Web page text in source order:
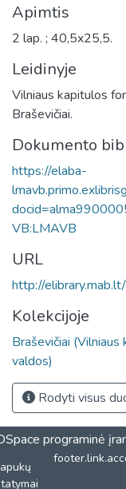
Apimtis
2 lap. ; 40,5x25,5.
Leidinyje
Vilniaus kapitulos
Braševičiai.
Dokumento
https://elaba-
VB:LMAVB
URL
http://
Kolekcijoje
Braševičiai
valdos)
Rodyti visus
programinė